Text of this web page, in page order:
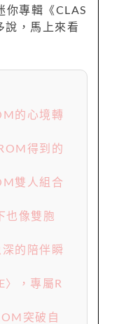
你專輯《CLAS
說，馬上來看
的心境轉
得到的
雙人組合
也像雙胞
的陪伴瞬
〉，專屬R
突破自